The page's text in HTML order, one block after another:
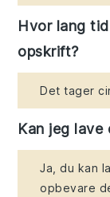
Hvor lang
opskrift?
Det tager
Kan jeg lave
Ja, du kan
opbevare